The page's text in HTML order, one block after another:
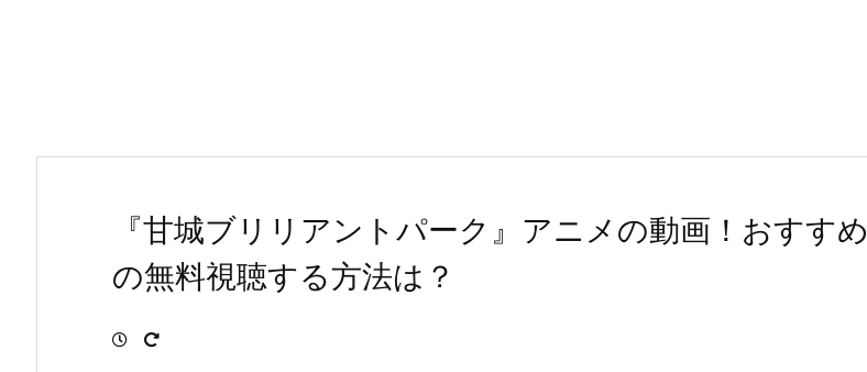
『甘城ブリリアントパーク』アニメの動画！おすすめ
の無料視聴する方法は？